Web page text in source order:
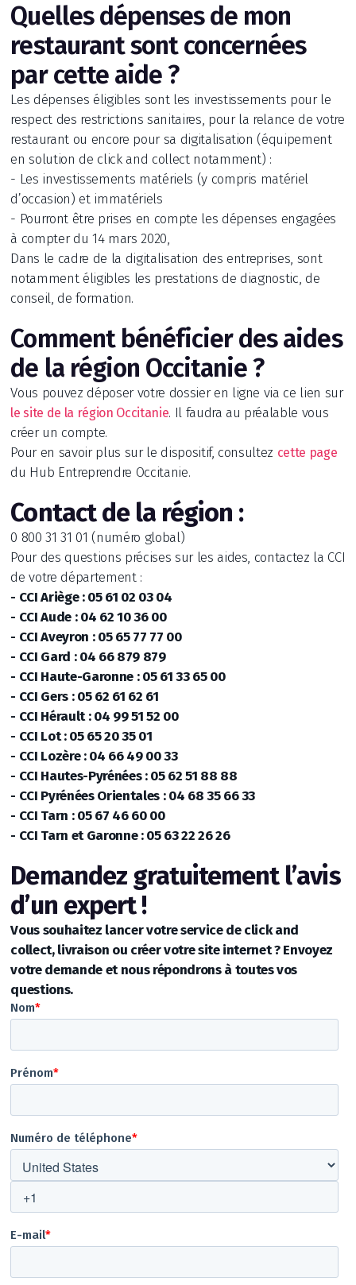
Quelles dépenses de mon
restaurant sont concernées
par cette aide ?
Les dépenses éligibles sont les investissements pour le
respect des restrictions sanitaires, pour la relance de votre
restaurant ou encore pour sa digitalisation (équipement
en solution de click and collect notamment) :
- Les investissements matériels (y compris matériel
d’occasion) et immatériels
- Pourront être prises en compte les dépenses engagées
à compter du 14 mars 2020,
Dans le cadre de la digitalisation des entreprises, sont
notamment éligibles les prestations de diagnostic, de
conseil, de formation.
Comment bénéficier des aides
de la région Occitanie ?
Vous pouvez déposer votre dossier en ligne via ce lien sur
le site de la région Occitanie. Il faudra au préalable vous
créer un compte.
Pour en savoir plus sur le dispositif, consultez cette page
du Hub Entreprendre Occitanie.
Contact de la région :
0 800 31 31 01 (numéro global)
Pour des questions précises sur les aides, contactez la CCI
de votre département :
- CCI Ariège : 05 61 02 03 04
- CCI Aude : 04 62 10 36 00
- CCI Aveyron : 05 65 77 77 00
- CCI Gard : 04 66 879 879
- CCI Haute-Garonne : 05 61 33 65 00
- CCI Gers : 05 62 61 62 61
- CCI Hérault : 04 99 51 52 00
- CCI Lot : 05 65 20 35 01
- CCI Lozère : 04 66 49 00 33
- CCI Hautes-Pyrénées : 05 62 51 88 88
- CCI Pyrénées Orientales : 04 68 35 66 33
- CCI Tarn : 05 67 46 60 00
- CCI Tarn et Garonne : 05 63 22 26 26
Demandez gratuitement l’avis
d’un expert !
Vous souhaitez lancer votre service de click and
collect, livraison ou créer votre site internet ? Envoyez
votre demande et nous répondrons à toutes vos
questions.